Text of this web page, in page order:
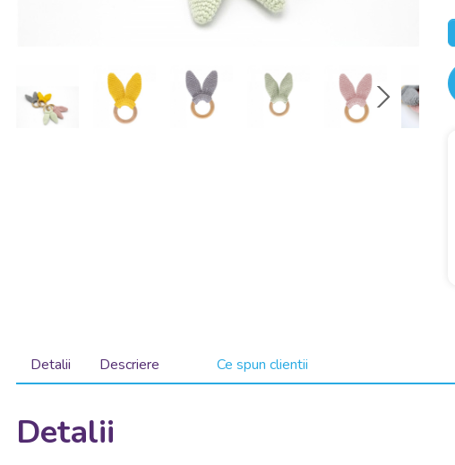
Detalii Descriere Ce spun clientii
Detalii